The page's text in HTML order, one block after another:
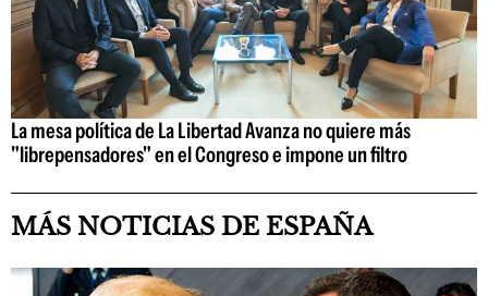
La mesa política de La Libertad Avanza no quiere más
"librepensadores" en el Congreso e impone un filtro
MÁS NOTICIAS DE ESPAÑA